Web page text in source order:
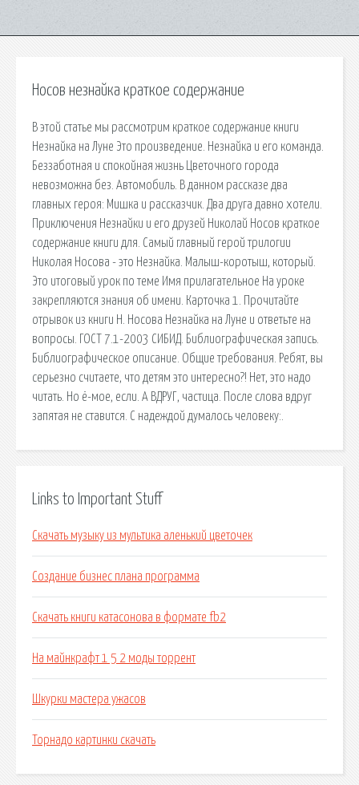
Носов незнайка краткое содержание
В этой статье мы рассмотрим краткое содержание книги
Незнайка на Луне Это произведение. Незнайка и его команда.
Беззаботная и спокойная жизнь Цветочного города
невозможна без. Автомобиль. В данном рассказе два
главных героя: Мишка и рассказчик. Два друга давно хотели.
Приключения Незнайки и его друзей Николай Носов краткое
содержание книги для. Самый главный герой трилогии
Николая Носова - это Незнайка. Малыш-коротыш, который.
Это итоговый урок по теме Имя прилагательное На уроке
закрепляются знания об имени. Карточка 1. Прочитайте
отрывок из книги Н. Носова Незнайка на Луне и ответьте на
вопросы. ГОСТ 7.1-2003 СИБИД. Библиографическая запись.
Библиографическое описание. Общие требования. Ребят, вы
серьезно считаете, что детям это интересно?! Нет, это надо
читать. Но ё-мое, если. А ВДРУГ, частица. После слова вдруг
запятая не ставится. С надеждой думалось человеку:.
Links to Important Stuff
Скачать музыку из мультика аленький цветочек
Создание бизнес плана программа
Скачать книги катасонова в формате fb2
На майнкрафт 1 5 2 моды торрент
Шкурки мастера ужасов
Торнадо картинки скачать